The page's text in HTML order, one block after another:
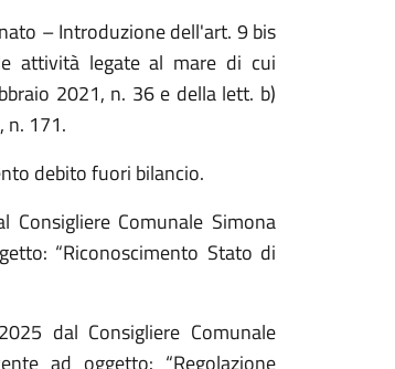
– Introduzione dell'art. 9 bis
attività legate al mare di cui
2021, n. 36 e della lett. b)
n. 171.
debito fuori bilancio.
Comunale Simona
“Riconoscimento Stato di
dal Consigliere Comunale
ad oggetto: “Regolazione